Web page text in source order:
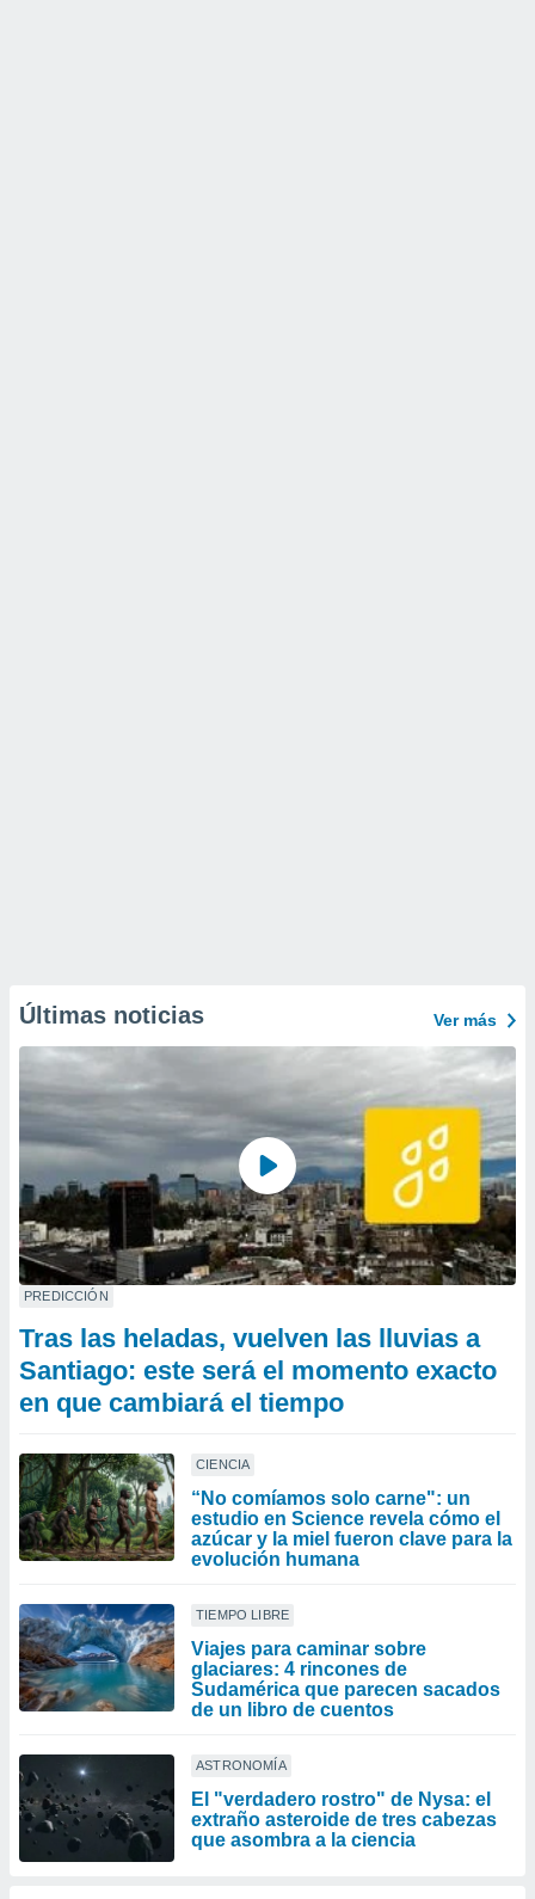
Últimas noticias Ver más
PREDICCIÓN
Tras las heladas, vuelven las lluvias a
Santiago: este será el momento exacto
en que cambiará el tiempo
CIENCIA
“No comíamos solo carne": un
estudio en Science revela cómo el
azúcar y la miel fueron clave para la
evolución humana
TIEMPO LIBRE
Viajes para caminar sobre
glaciares: 4 rincones de
Sudamérica que parecen sacados
de un libro de cuentos
ASTRONOMÍA
El "verdadero rostro" de Nysa: el
extraño asteroide de tres cabezas
que asombra a la ciencia